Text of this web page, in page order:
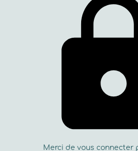
Merci de vous connecter